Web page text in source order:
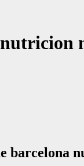
nutricion
barcelona